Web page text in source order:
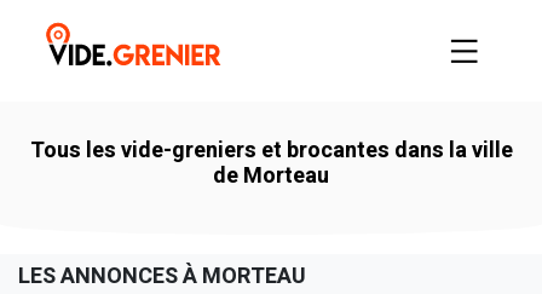
Tous les vide-greniers et brocantes dans la ville
de Morteau
LES ANNONCES À MORTEAU